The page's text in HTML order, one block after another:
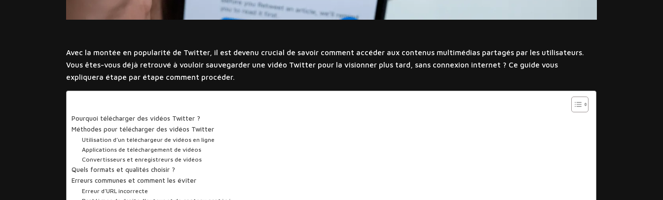
Avec la montée en popularité de Twitter, il est devenu crucial de savoir comment accéder aux contenus multimédias partagés par les utilisateurs.
Vous êtes-vous déjà retrouvé à vouloir sauvegarder une vidéo Twitter pour la visionner plus tard, sans connexion internet ? Ce guide vous
expliquera étape par étape comment procéder.
Pourquoi télécharger des vidéos Twitter ?
Méthodes pour télécharger des vidéos Twitter
Utilisation d’un téléchargeur de vidéos en ligne
Applications de téléchargement de vidéos
Convertisseurs et enregistreurs de vidéos
Quels formats et qualités choisir ?
Erreurs communes et comment les éviter
Erreur d’URL incorrecte